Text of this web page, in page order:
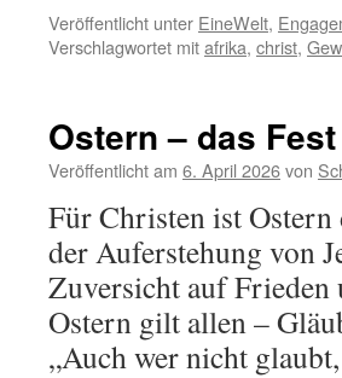
Veröffentlicht unter EineWelt,
Verschlagwortet mitafrika, christ,
Ostern – das
Veröffentlicht am 6. April 2026von
Für Christen ist Ostern
der Auferstehung von
Zuversicht auf
Ostern gilt allen –
„Auch wer nicht